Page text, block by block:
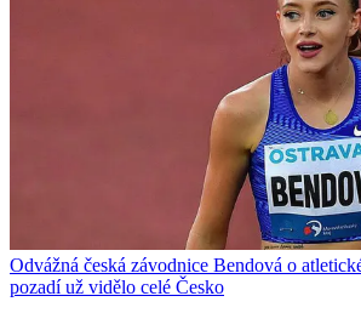
Odvážná česká závodnice Bendová o
pozadí už vidělo celé Česko